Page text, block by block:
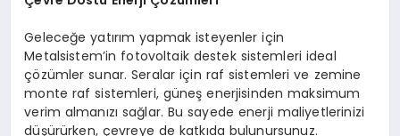
Geleceğe yatırım yapmak isteyenler için
Metalsistem’in fotovoltaik destek sistemleri ideal
çözümler sunar. Seralar için raf sistemleri ve zemine
monte raf sistemleri, güneş enerjisinden maksimum
verim almanızı sağlar. Bu sayede enerji maliyetlerinizi
düşürürken, çevreye de katkıda bulunursunuz.